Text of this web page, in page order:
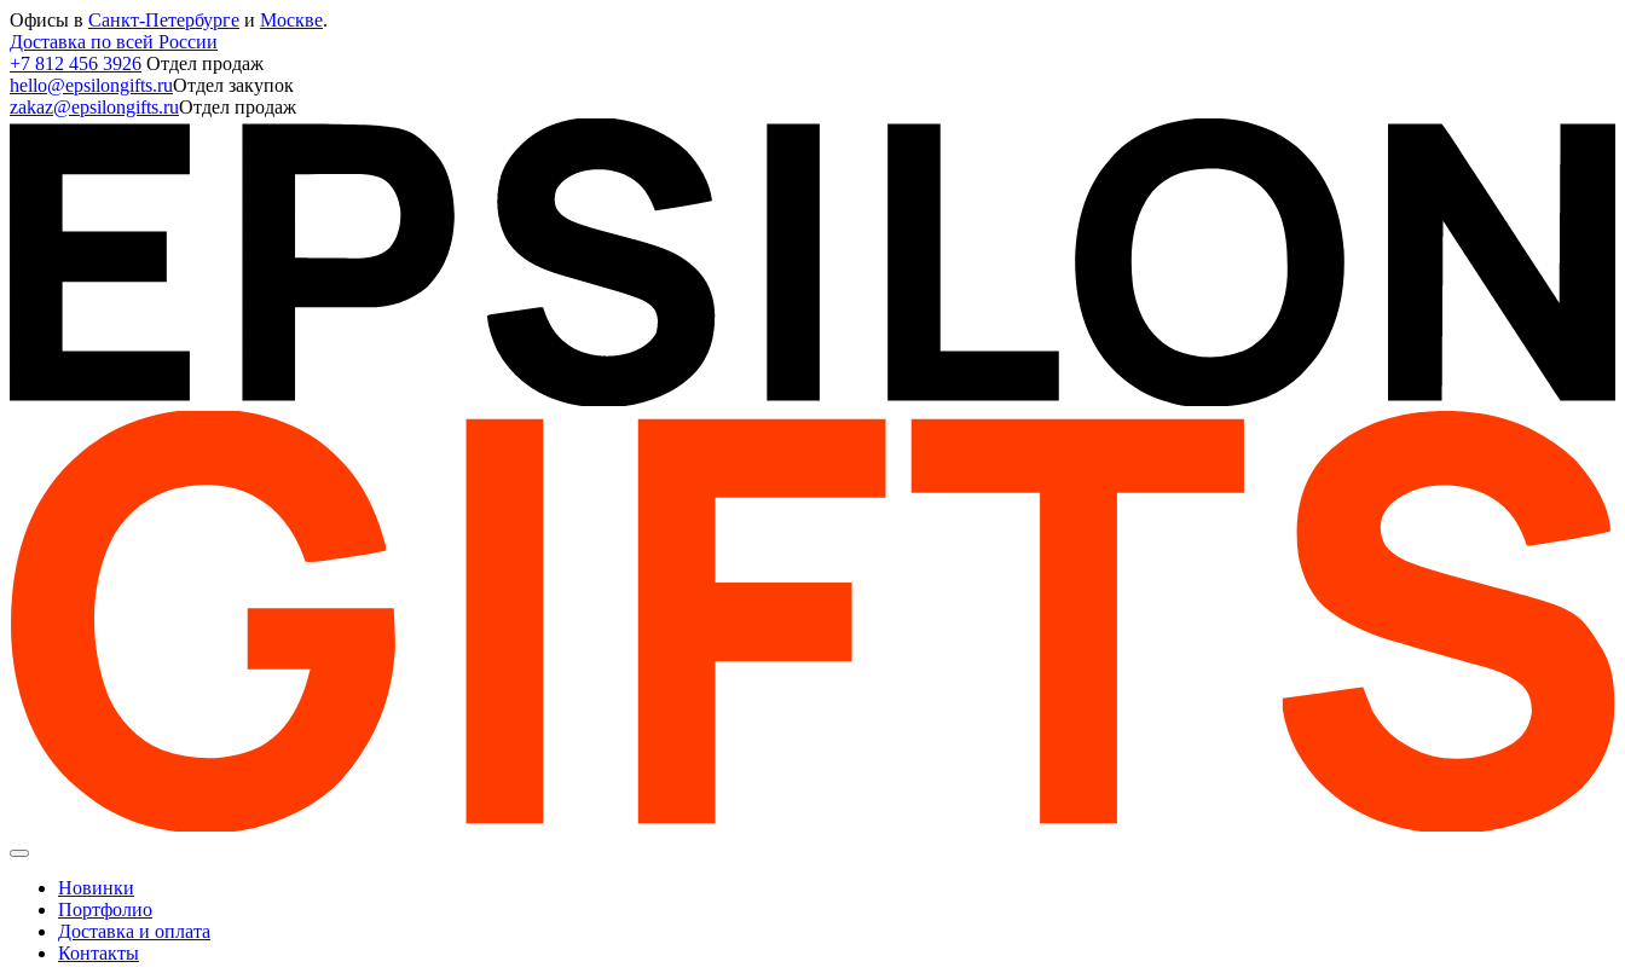
Офисы в Санкт-Петербурге и Москве.
Доставка по всей России
+7 812 456 3926 Отдел продаж
hello@epsilongifts.ruОтдел закупок
zakaz@epsilongifts.ruОтдел продаж
Новинки
Портфолио
Доставка и оплата
Контакты